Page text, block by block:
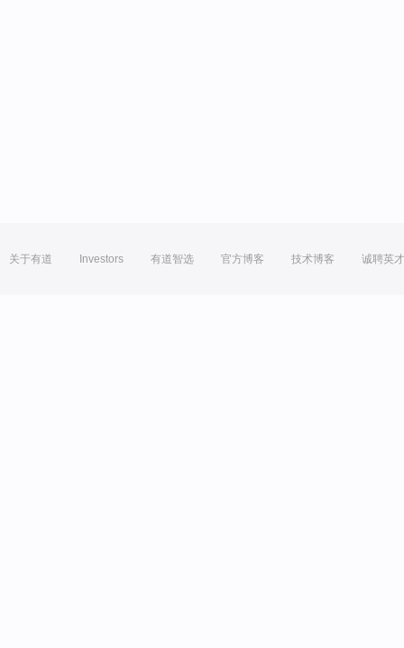
关于有道 Investors 有道智选 官方博客 技术博客 诚聘英才